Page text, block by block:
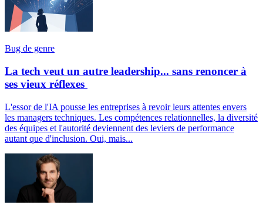
Bug de genre
La tech veut un autre leadership... sans renoncer à
ses vieux réflexes
L'essor de l'IA pousse les entreprises à revoir leurs attentes envers
les managers techniques. Les compétences relationnelles, la diversité
des équipes et l'autorité deviennent des leviers de performance
autant que d'inclusion. Oui, mais...